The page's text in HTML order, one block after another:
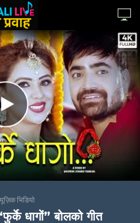
भिडियो
धागों” बोलको गीत